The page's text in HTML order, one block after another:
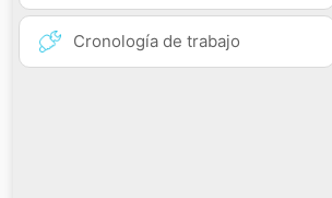
Cronología de trabajo